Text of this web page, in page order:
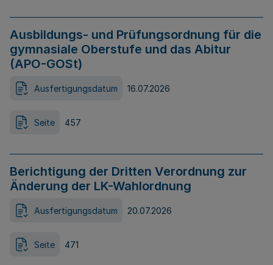
Ausbildungs- und Prüfungsordnung für die
gymnasiale Oberstufe und das Abitur
(APO-GOSt)
Ausfertigungsdatum 16.07.2026
Seite 457
Berichtigung der Dritten Verordnung zur
Änderung der LK-Wahlordnung
Ausfertigungsdatum 20.07.2026
Seite 471